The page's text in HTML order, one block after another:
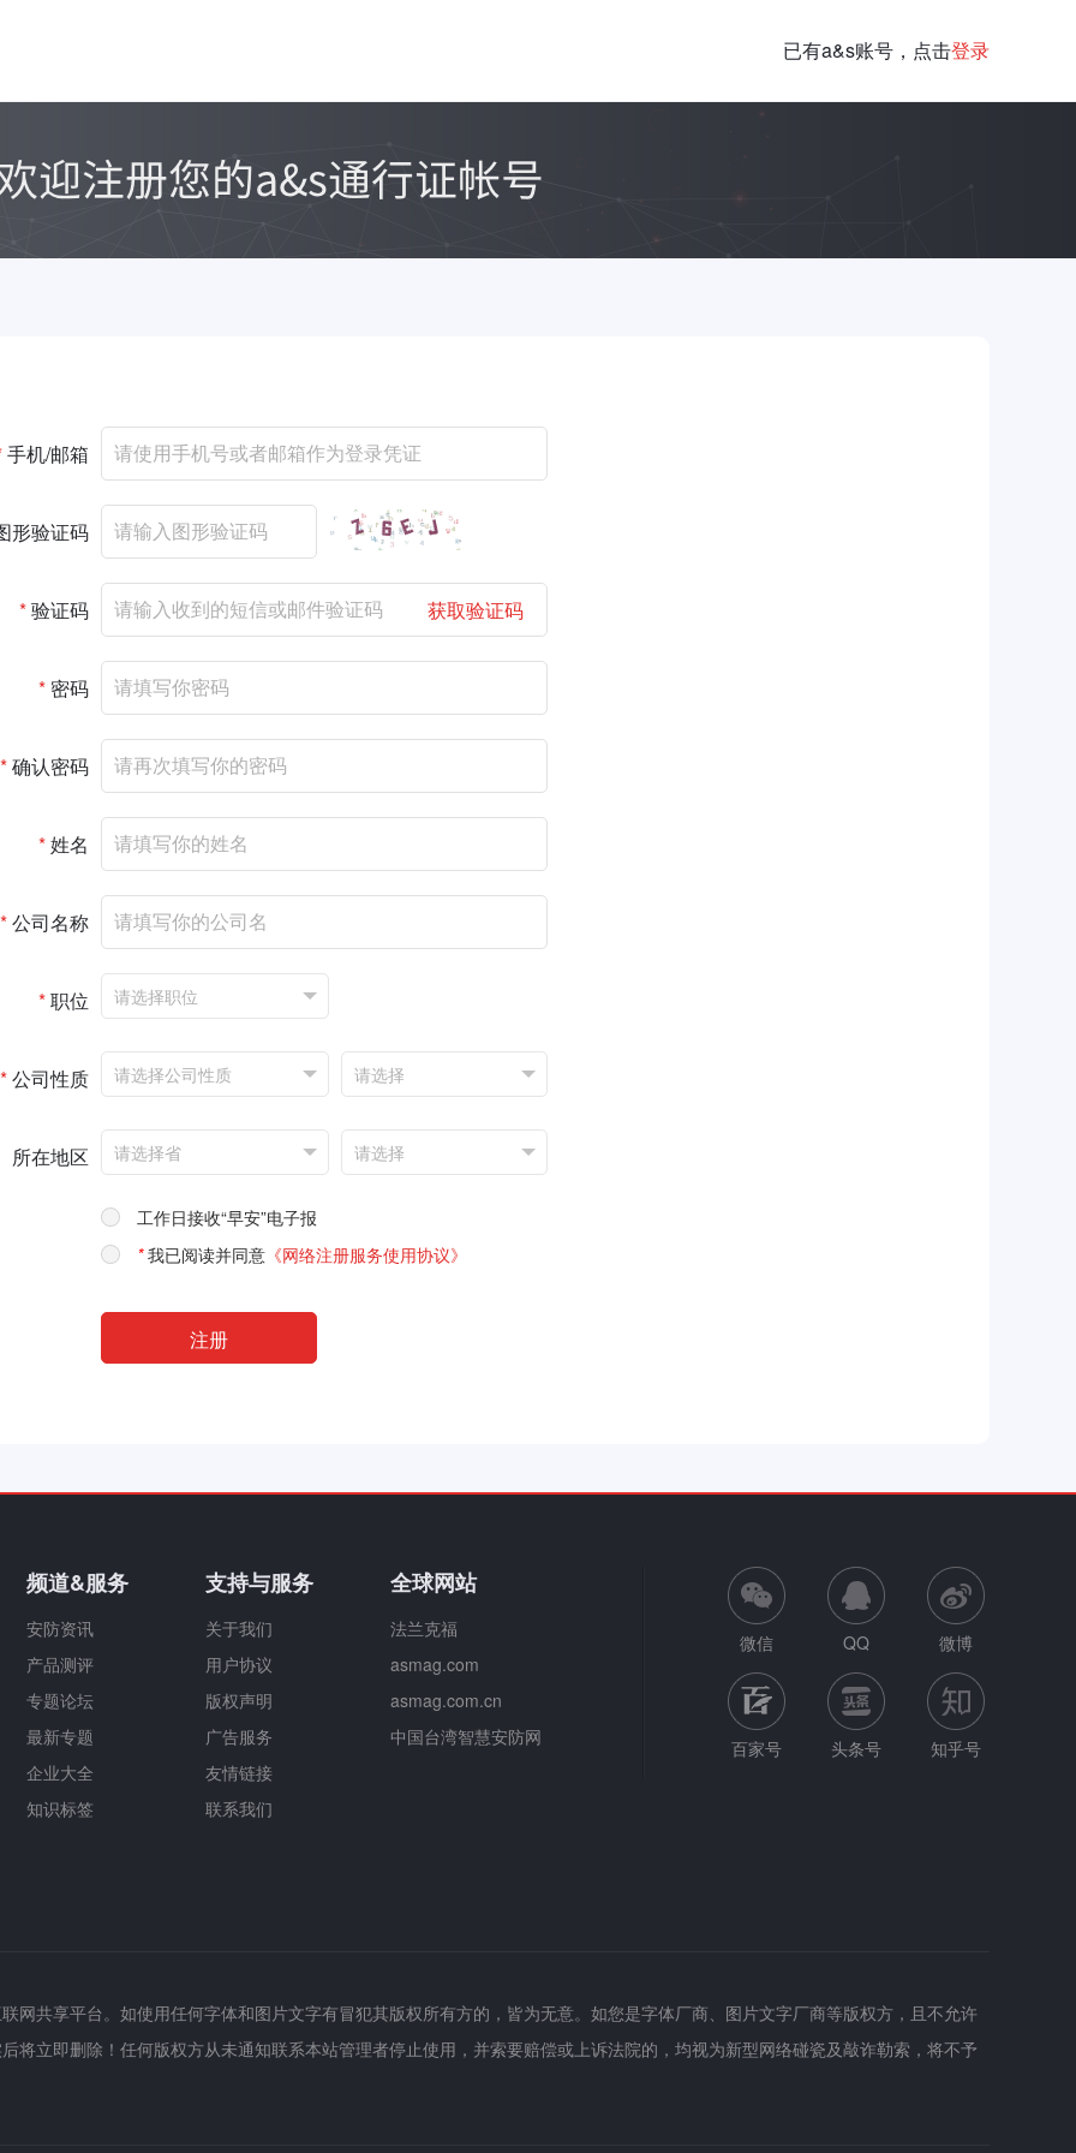
已有a&s账号，点击登录
手机/邮箱
形验证码
*验证码 获取验证码
* 密码
*确认密码
*姓名
*公司名称
*职位
*公司性质
所在地区
工作日接收“早安”电子报
*我已阅读并同意 《网络注册服务使用协议》
频道&服务
安防资讯
产品测评
专题论坛
最新专题
企业大全
知识标签
支持与服务
关于我们
用户协议
版权声明
广告服务
友情链接
联系我们
全球网站
法兰克福
asmag.com
asmag.com.cn
中国台湾智慧安防网
微信 QQ 微博
百家号 头条号 知乎号
网共享平台。如使用任何字体和图片文字有冒犯其版权所有方的，皆为无意。如您是字体厂商、图片文字厂商等版权方，且不允许
将立即删除！任何版权方从未通知联系本站管理者停止使用，并索要赔偿或上诉法院的，均视为新型网络碰瓷及敲诈勒索，将不予